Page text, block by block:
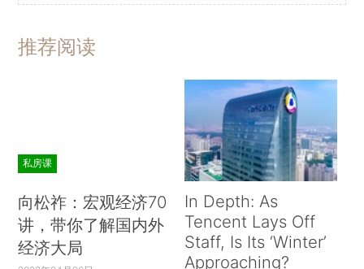
推荐阅读
私房课
向松祚：宏观经济70
讲，带你了解国内外
经济大局
In Depth: As
Tencent Lays Off
Staff, Is Its ‘Winter’
Approaching?